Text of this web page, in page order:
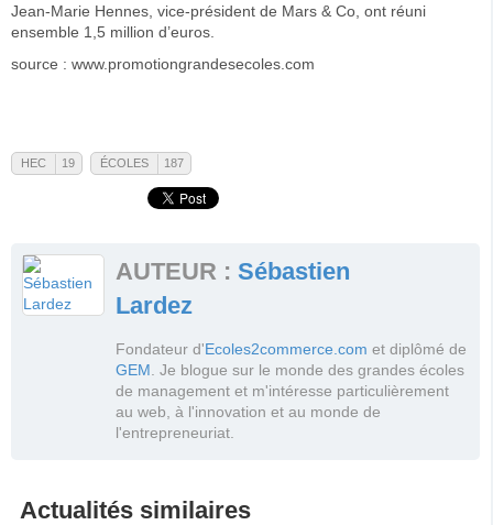
Jean-Marie Hennes, vice-président de Mars & Co, ont réuni
ensemble 1,5 million d’euros.
source : www.promotiongrandesecoles.com
HEC 19
Voir toutes les actualités de cette
école
Voir tous les messages du forum
ÉCOLES 187
Écoles
Voir toutes les actualités de ce tag
AUTEUR : Sébastien
Lardez
Fondateur d'Ecoles2commerce.com et diplômé de
GEM . Je blogue sur le monde des grandes écoles
de management et m'intéresse particulièrement
au web, à l'innovation et au monde de
l'entrepreneuriat.
Actualités similaires